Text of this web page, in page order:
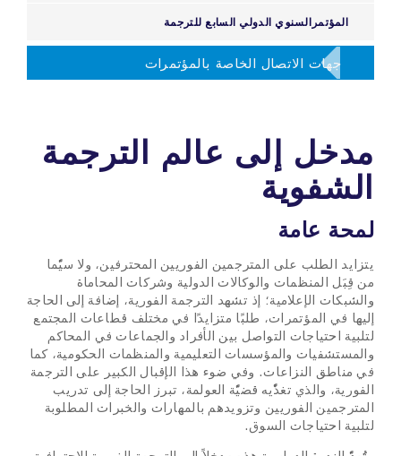
المؤتمرالسنوي الدولي السابع للترجمة
جهات الاتصال الخاصة بالمؤتمرات
مدخل إلى عالم الترجمة
الشفوية
لمحة عامة
يتزايد الطلب على المترجمين الفوريين المحترفين، ولا سيّما
من قِبَل المنظمات والوكالات الدولية وشركات المحاماة
والشبكات الإعلامية؛ إذ تشهد الترجمة الفورية، إضافة إلى الحاجة
إليها في المؤتمرات، طلبًا متزايدًا في مختلف قطاعات المجتمع
لتلبية احتياجات التواصل بين الأفراد والجماعات في المحاكم
والمستشفيات والمؤسسات التعليمية والمنظمات الحكومية، كما
في مناطق النزاعات. وفي ضوء هذا الإقبال الكبير على الترجمة
الفورية، والذي تغذّيه قضيّة العولمة، تبرز الحاجة إلى تدريب
المترجمين الفوريين وتزويدهم بالمهارات والخبرات المطلوبة
لتلبية احتياجات السوق.